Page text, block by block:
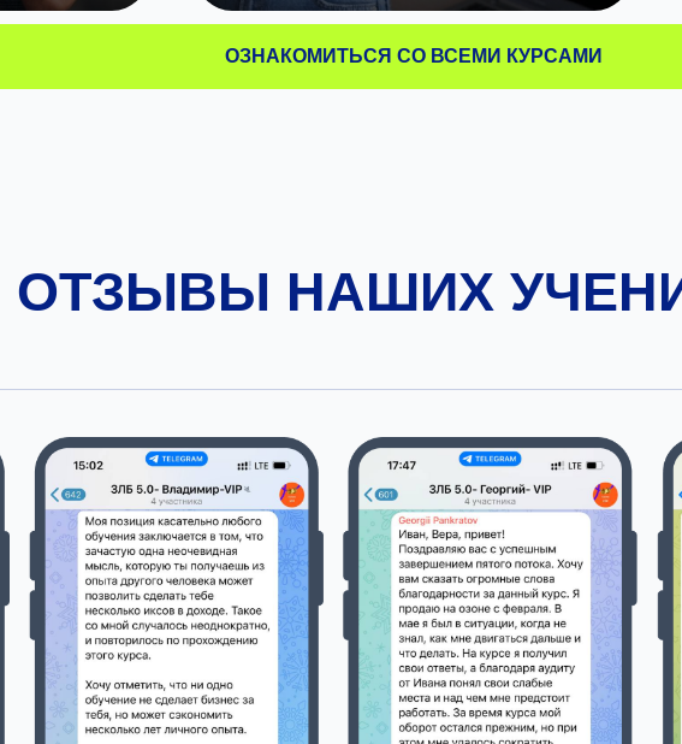
ОЗНАКОМИТЬСЯ СО ВСЕМИ КУРСАМИ
ОТЗЫВЫ НАШИХ